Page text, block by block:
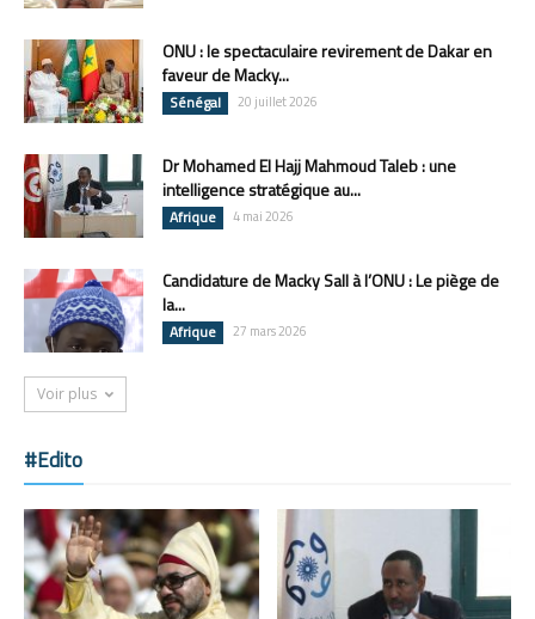
ONU : le spectaculaire revirement de Dakar en
faveur de Macky...
Sénégal 20 juillet 2026
Dr Mohamed El Hajj Mahmoud Taleb : une
intelligence stratégique au...
Afrique 4 mai 2026
Candidature de Macky Sall à l’ONU : Le piège de
la...
Afrique 27 mars 2026
Voir plus
#Edito